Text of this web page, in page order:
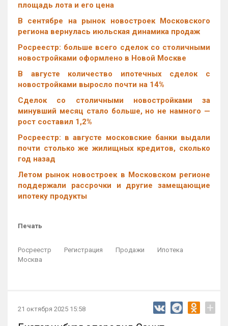
площадь лота и его цена
В сентябре на рынок новостроек Московского
региона вернулась июльская динамика продаж
Росреестр: больше всего сделок со столичными
новостройками оформлено в Новой Москве
В августе количество ипотечных сделок с
новостройками выросло почти на 14%
Cделок со столичными новостройками за
минувший месяц стало больше, но не намного —
рост составил 1,2%
Росреестр: в августе московские банки выдали
почти столько же жилищных кредитов, сколько
год назад
Летом рынок новостроек в Московском регионе
поддержали рассрочки и другие замещающие
ипотеку продукты
Печать
Росреестр Регистрация Продажи
Ипотека
Москва
21 октября 2025 15:58 +